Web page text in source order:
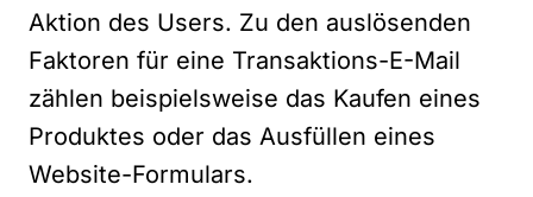
Aktion des Users. Zu den auslösenden
Faktoren für eine Transaktions-E-Mail
zählen beispielsweise das Kaufen eines
Produktes oder das Ausfüllen eines
Website-Formulars.